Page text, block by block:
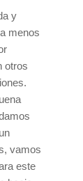
y
menos
otros
vamos
este